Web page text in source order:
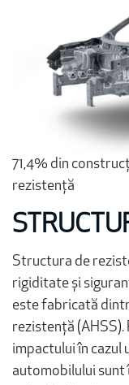
71,4% din
rezistență
Structura de
rigiditate și
este fabricată
rezistență
impactului în cazul
automobilului sunt